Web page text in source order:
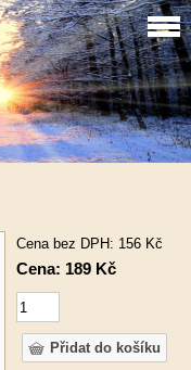
Cena bez DPH: 156 Kč
Cena: 189 Kč